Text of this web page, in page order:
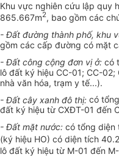
Khu vực nghiên cứu lập quy
865.667m2, bao gồm các
- Đất đường thành phố, khu
gồm các cấp đường có mặt
- Đất công cộng đơn vị ở: có
lô đất ký hiệu CC-01; CC-
nhà văn hóa, trạm y tế...).
- Đất cây xanh đô thị: có
đất ký hiệu từ CXĐT-01 đến
- Đất mặt nước: có tổng diện
(ký hiệu HO) có diện tích
lô đất ký hiệu từ M-01 đến